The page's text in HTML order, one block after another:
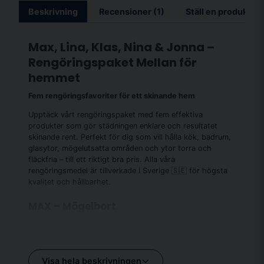
Beskrivning Recensioner (1) Ställ en
Max, Lina, Klas, Nina & Jonna –
Rengöringspaket Mellan för
hemmet
Fem rengöringsfavoriter för ett skinande hem
Upptäck vårt rengöringspaket med fem effektiva
produkter som gör städningen enklare och resultatet
skinande rent. Perfekt för dig som vill hålla kök, badrum,
glasytor, mögelutsatta områden och ytor torra och
fläckfria – till ett riktigt bra pris. Alla våra
rengöringsmedel är tillverkade i Sverige 🇸🇪 för högsta
kvalitet och hållbarhet.
duschdraperier och andra hårda ytor både inomhus och
utomhus.Visa hela beskrivningen